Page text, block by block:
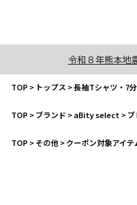
令和８年熊本地
TOP> トップス >長袖Tシャツ・7
TOP>ブランド >aBity select >ブ
TOP>その他>クーポン対象アイテ